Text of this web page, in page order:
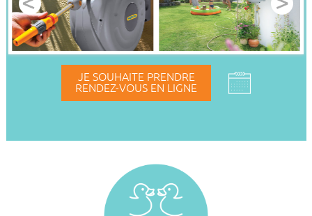
JE SOUHAITE PRENDRE
RENDEZ-VOUS EN LIGNE